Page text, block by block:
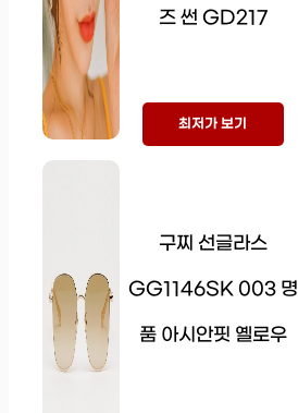
즈 썬 GD217
최저가 보기
구찌 선글라스
GG1146SK 003 명
품 아시안핏 옐로우